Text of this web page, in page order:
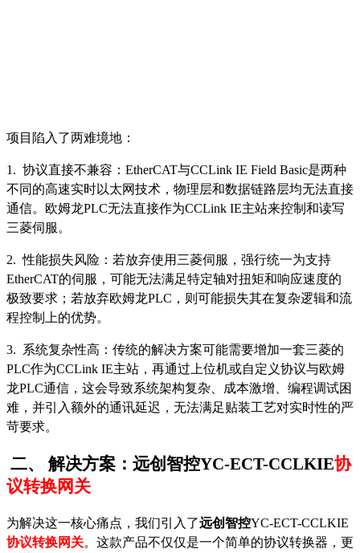
项目陷入了两难境地：
1. 协议直接不兼容：EtherCAT与CCLink IE Field Basic是两种
不同的高速实时以太网技术，物理层和数据链路层均无法直接
通信。欧姆龙PLC无法直接作为CCLink IE主站来控制和读写
三菱伺服。
2. 性能损失风险：若放弃使用三菱伺服，强行统一为支持
EtherCAT的伺服，可能无法满足特定轴对扭矩和响应速度的
极致要求；若放弃欧姆龙PLC，则可能损失其在复杂逻辑和流
程控制上的优势。
3. 系统复杂性高：传统的解决方案可能需要增加一套三菱的
PLC作为CCLink IE主站，再通过上位机或自定义协议与欧姆
龙PLC通信，这会导致系统架构复杂、成本激增、编程调试困
难，并引入额外的通讯延迟，无法满足贴装工艺对实时性的严
苛要求。
二、 解决方案： 远创智控YC-ECT-CCLKIE协
议转换网关
为解决这一核心痛点，我们引入了远创智控YC-ECT-CCLKIE
协议转换网关。这款产品不仅仅是一个简单的协议转换器，更